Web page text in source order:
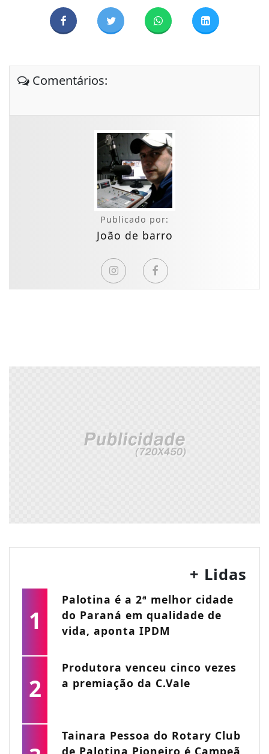
Comentários:
Publicado por:
João de barro
+ Lidas
1
Palotina é a 2ª melhor cidade
do Paraná em qualidade de
vida, aponta IPDM
2
Produtora venceu cinco vezes
a premiação da C.Vale
Tainara Pessoa do Rotary Club
de Palotina Pioneiro é Campeã